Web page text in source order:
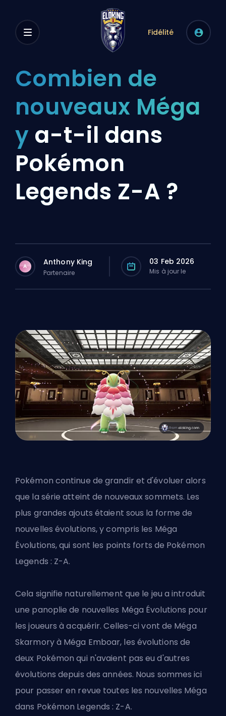
Fidélité
Combien de
nouveaux Méga
y a-t-il dans
Pokémon
Legends Z-A ?
A Anthony King
Partenaire
03 Feb 2026
Mis à jour le
Pokémon continue de grandir et d'évoluer alors
que la série atteint de nouveaux sommets. Les
plus grandes ajouts étaient sous la forme de
nouvelles évolutions, y compris les Méga
Évolutions, qui sont les points forts de Pokémon
Legends : Z-A.
Cela signifie naturellement que le jeu a introduit
une panoplie de nouvelles Méga Évolutions pour
les joueurs à acquérir. Celles-ci vont de Méga
Skarmory à Méga Emboar, les évolutions de
deux Pokémon qui n'avaient pas eu d'autres
évolutions depuis des années. Nous sommes ici
pour passer en revue toutes les nouvelles Méga
dans Pokémon Legends : Z-A.